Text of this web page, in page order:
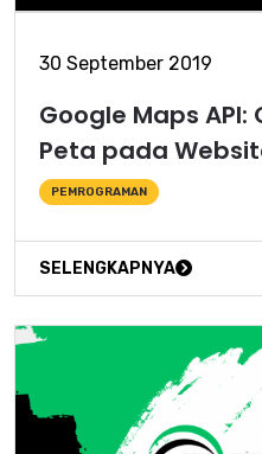
30 September 2019
Google Maps
Peta pada
PEMROGRAMAN
SELENGKAPNYA